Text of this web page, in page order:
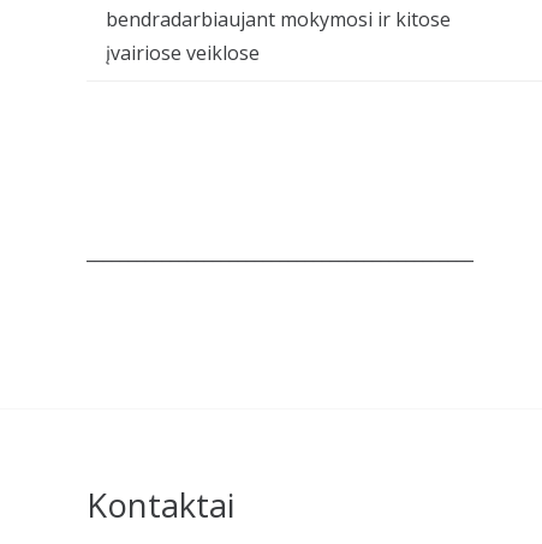
bendradarbiaujant mokymosi ir kitose
įvairiose veiklose
Kontaktai